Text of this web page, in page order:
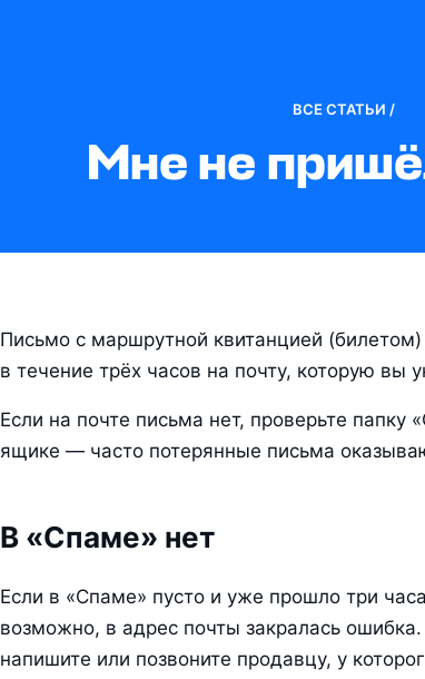
ВСЕ СТАТЬИ /
Мне не
Письмо с маршрутной квитанцией
в течение трёх часов на почту, которую вы
Если на почте письма нет, проверьте папку
ящике — часто потерянные письма
В «Спаме» нет
Если в «Спаме» пусто и уже прошло три
возможно, в адрес почты закралась
напишите или позвоните продавцу, у